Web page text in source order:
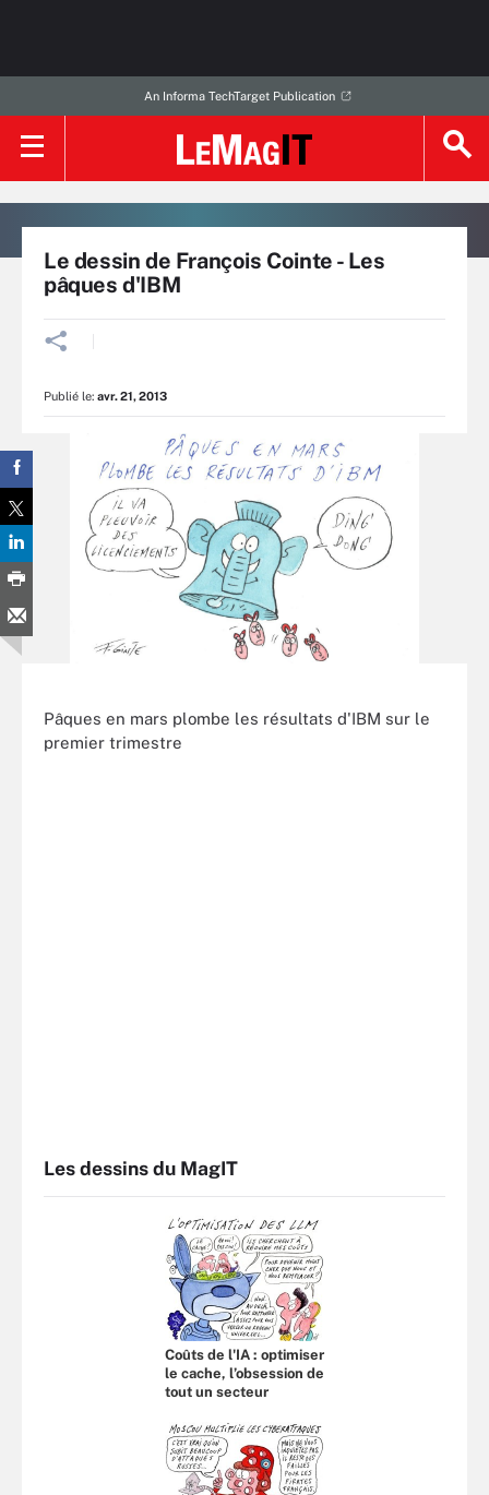
An Informa TechTarget Publication
Le dessin de François Cointe - Les
pâques d'IBM
Publié le: avr. 21, 2013
Pâques en mars plombe les résultats d'IBM sur le
premier trimestre
Les dessins du MagIT
Coûts de l'IA : optimiser
le cache, l’obsession de
tout un secteur